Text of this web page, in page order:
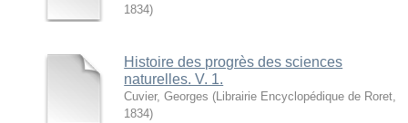
1834)
Histoire des progrès des sciences
naturelles. V. 1.
Cuvier, Georges ( Librairie Encyclopédique de Roret
1834)